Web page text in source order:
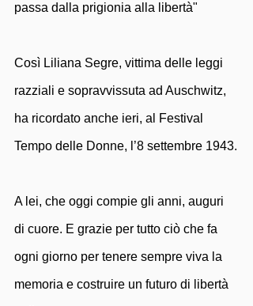
passa dalla prigionia alla libertà"
Così Liliana Segre, vittima delle leggi
razziali e sopravvissuta ad Auschwitz,
ha ricordato anche ieri, al Festival
Tempo delle Donne, l’8 settembre 1943.
A lei, che oggi compie gli anni, auguri
di cuore. E grazie per tutto ciò che fa
ogni giorno per tenere sempre viva la
memoria e costruire un futuro di libertà